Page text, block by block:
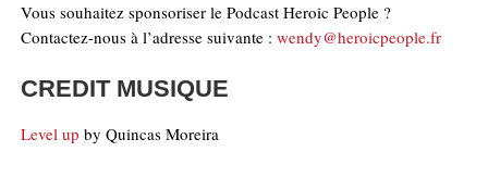
Vous souhaitez sponsoriser le Podcast Heroic People ?
Contactez-nous à l’adresse suivante :wendy@heroicpeople.fr
CREDIT MUSIQUE
Level up by Quincas Moreira